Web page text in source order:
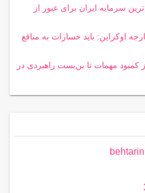
سرمایه ایران برای عبور از
اوکراین: باید خسارات به منافع
کمبود مهمات تا بن‌بست راهبردی در